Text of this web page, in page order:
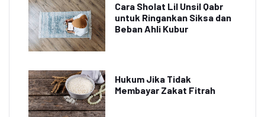
Cara Sholat Lil Unsil Qabr
untuk Ringankan Siksa dan
Beban Ahli Kubur
Hukum Jika Tidak
Membayar Zakat Fitrah